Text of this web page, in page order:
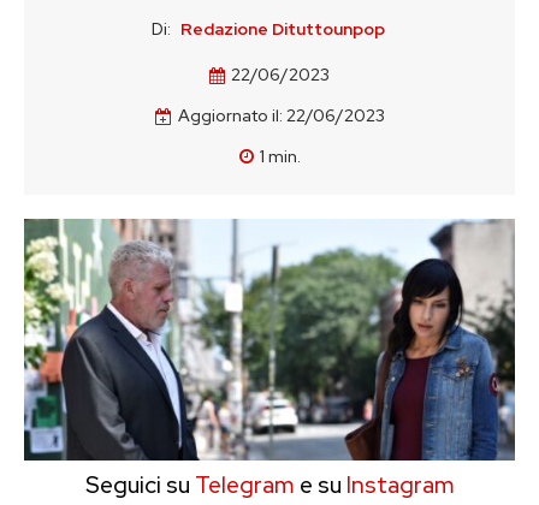
Di: Redazione Dituttounpop
22/06/2023
Aggiornato il: 22/06/2023
1 min.
Seguici su Telegram e su Instagram